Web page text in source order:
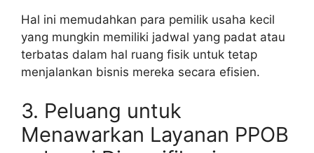
Hal ini memudahkan para pemilik usaha kecil
yang mungkin memiliki jadwal yang padat atau
terbatas dalam hal ruang fisik untuk tetap
menjalankan bisnis mereka secara efisien.
3. Peluang untuk
Menawarkan Layanan PPOB